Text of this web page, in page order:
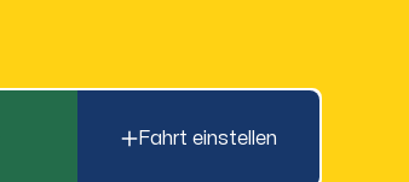
Fahrt einstellen